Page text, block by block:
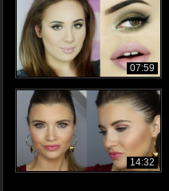
07:59
14:32